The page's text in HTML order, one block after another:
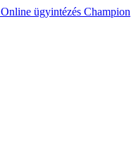
Online ügyintézés Champion